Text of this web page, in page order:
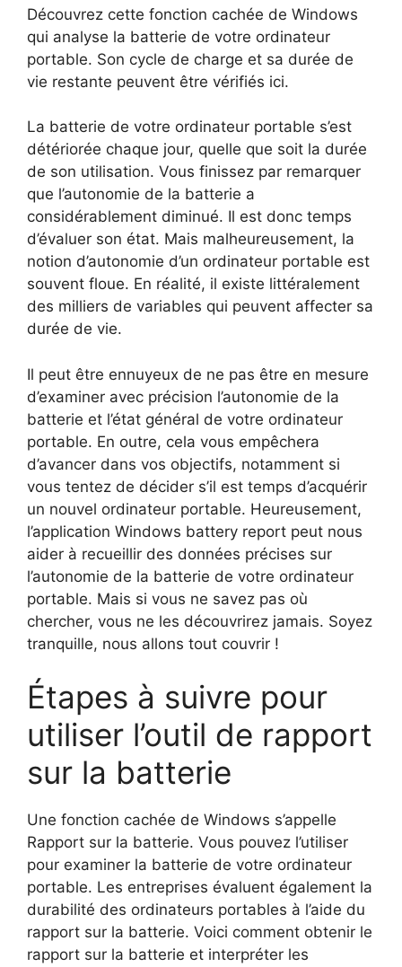
Découvrez cette fonction cachée de Windows
qui analyse la batterie de votre ordinateur
portable. Son cycle de charge et sa durée de
vie restante peuvent être vérifiés ici.
La batterie de votre ordinateur portable s’est
détériorée chaque jour, quelle que soit la durée
de son utilisation. Vous finissez par remarquer
que l’autonomie de la batterie a
considérablement diminué. Il est donc temps
d’évaluer son état. Mais malheureusement, la
notion d’autonomie d’un ordinateur portable est
souvent floue. En réalité, il existe littéralement
des milliers de variables qui peuvent affecter sa
durée de vie.
Il peut être ennuyeux de ne pas être en mesure
d’examiner avec précision l’autonomie de la
batterie et l’état général de votre ordinateur
portable. En outre, cela vous empêchera
d’avancer dans vos objectifs, notamment si
vous tentez de décider s’il est temps d’acquérir
un nouvel ordinateur portable. Heureusement,
l’application Windows battery report peut nous
aider à recueillir des données précises sur
l’autonomie de la batterie de votre ordinateur
portable. Mais si vous ne savez pas où
chercher, vous ne les découvrirez jamais. Soyez
tranquille, nous allons tout couvrir !
Étapes à suivre pour
utiliser l’outil de rapport
sur la batterie
Une fonction cachée de Windows s’appelle
Rapport sur la batterie. Vous pouvez l’utiliser
pour examiner la batterie de votre ordinateur
portable. Les entreprises évaluent également la
durabilité des ordinateurs portables à l’aide du
rapport sur la batterie. Voici comment obtenir le
rapport sur la batterie et interpréter les